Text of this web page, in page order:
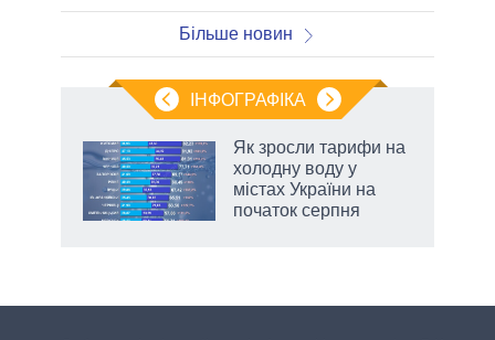
Більше новин
ІНФОГРАФІКА
Як зросли тарифи на
холодну воду у
містах України на
початок серпня